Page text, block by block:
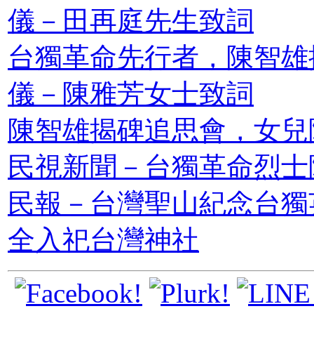
儀－田再庭先生致詞
台獨革命先行者，陳智
儀－陳雅芳女士致詞
陳智雄揭碑追思會，女
民視新聞－台獨革命烈
民報－台灣聖山紀念台
全入祀台灣神社